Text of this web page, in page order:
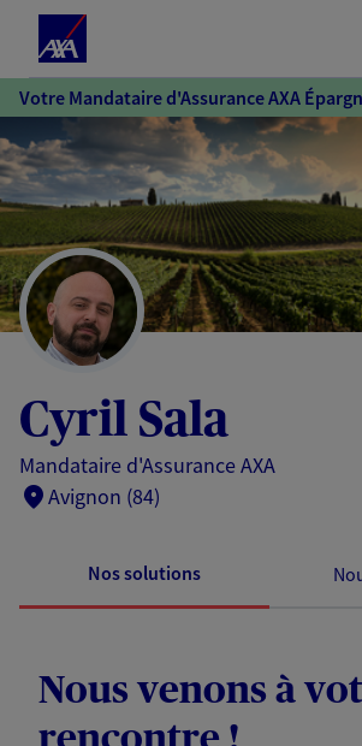
Accéder
au
contenu
principal
Accéder
au
pied
de
page
Votre Mandataire d'Assurance AXA
Cyril Sala
Mandataire d'Assurance AXA
Avignon (84)
Nos solutions
Nous venons à